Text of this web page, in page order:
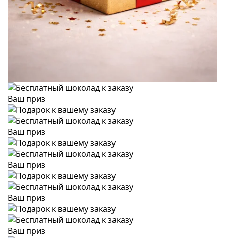
Ваш приз
Ваш приз
Ваш приз
Ваш приз
Ваш приз